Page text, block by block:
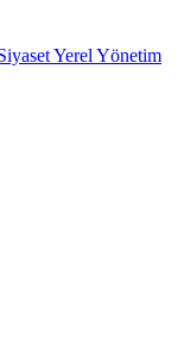
Yerel Yönetim